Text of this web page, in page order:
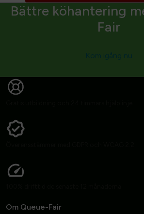
Bättre köhantering
Fair
Om Queue-Fair